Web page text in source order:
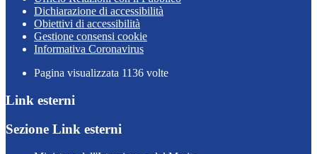
Dichiarazione di accessibilità
Obiettivi di accessibilità
Gestione consensi cookie
Informativa Coronavirus
Pagina visualizzata 1136 volte
Link esterni
Sezione Link esterni